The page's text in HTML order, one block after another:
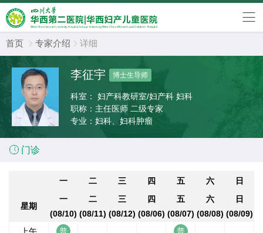
首页  专家介绍  详细
李征宇 博士生导师
科室：
妇产科教研室/妇产科 妇科
职称： 主任医师 二级专家
专业： 妇科、妇科肿瘤
 门诊
一 二 三 四 五 六 日
星期
一
(08/10)
二
(08/11)
三
(08/12)
四
(08/06)
五
(08/07)
六
(08/08)
日
(08/09)